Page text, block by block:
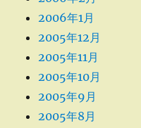
2006年1月
2005年12月
2005年11月
2005年10月
2005年9月
2005年8月